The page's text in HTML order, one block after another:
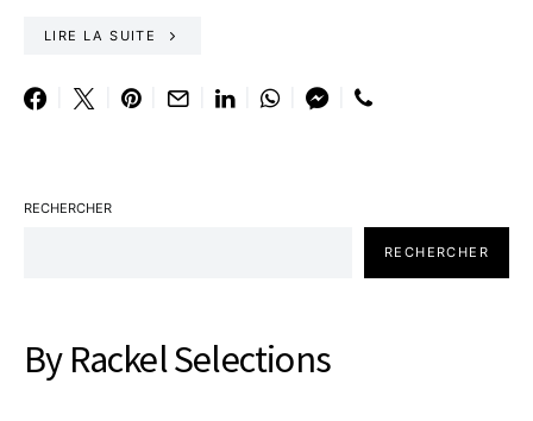
LIRE LA SUITE
RECHERCHER
RECHERCHER
By Rackel Selections